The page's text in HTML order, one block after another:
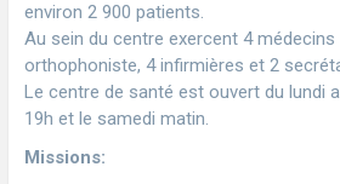
environ 2 900 patients.
Au sein du centre exercent 4 médecins
orthophoniste, 4 infirmières et 2
Le centre de santé est ouvert du lundi
19h et le samedi matin.
Missions: